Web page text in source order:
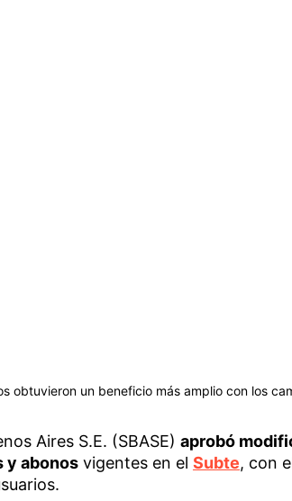
obtuvieron un beneficio más amplio con los
Aires S.E. (SBASE) aprobó
y abonosvigentes en el Subte, con